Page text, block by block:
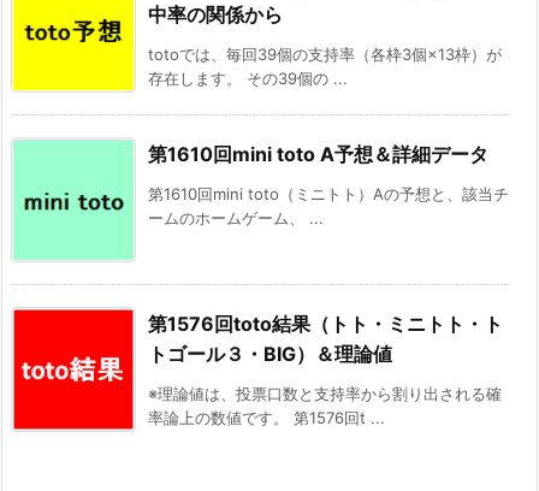
中率の関係から
totoでは、毎回39個の支持率（各枠3個×13枠）が
存在します。 その39個の ...
第1610回mini toto A予想＆詳細データ
第1610回mini toto（ミニトト）Aの予想と、該当チ
ームのホームゲーム、 ...
第1576回toto結果（トト・ミニトト・ト
トゴール３・BIG）＆理論値
※理論値は、投票口数と支持率から割り出される確
率論上の数値です。 第1576回t ...